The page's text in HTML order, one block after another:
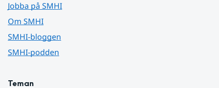
Jobba på SMHI
Om SMHI
SMHI-bloggen
SMHI-podden
Teman